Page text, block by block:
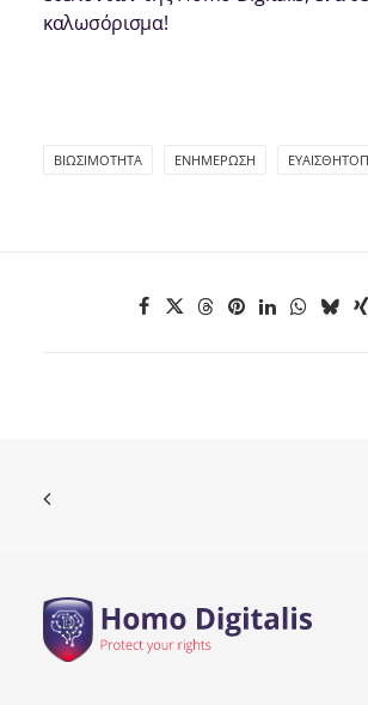
καλωσόρισμα!
ΒΙΩΣΙΜΌΤΗΤΑ ΕΝΗΜΈΡΩΣΗ